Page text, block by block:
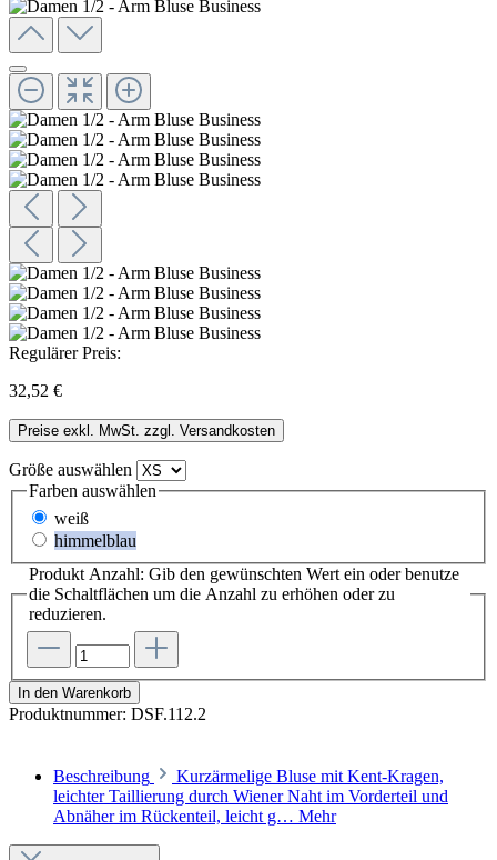
Regulärer Preis:
32,52 €
Preise exkl. MwSt. zzgl. Versandkosten
Größe auswählen
Farben auswählen
weiß
himmelblau
Produkt Anzahl: Gib den gewünschten Wert ein oder benutze
die Schaltflächen um die Anzahl zu erhöhen oder zu
reduzieren.
In den Warenkorb
Produktnummer: DSF.112.2
Beschreibung
Kurzärmelige Bluse mit Kent-Kragen,
leichter Taillierung durch Wiener Naht im Vorderteil und
Abnäher im Rückenteil, leicht g… Mehr